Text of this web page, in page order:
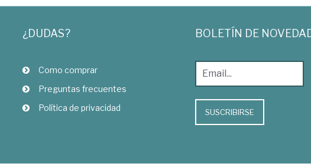
¿DUDAS?
Como comprar
Preguntas frecuentes
Política de privacidad
BOLETÍN DE
SUSCRIBIRSE